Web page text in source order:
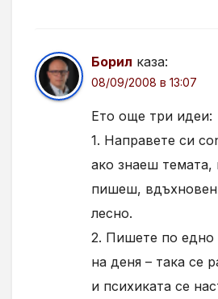
Борил каза:
08/09/2008 в 13:07
Ето още три идеи:
1. Направете си
ако знаеш темата,
пишеш,
лесно.
2. Пишете по
на деня – така се
и психиката се